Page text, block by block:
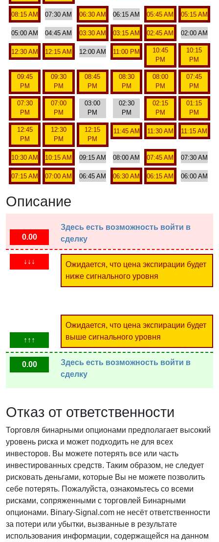
08:15 AM 07:30 AM 06:30 AM 06:15 AM 05:45 AM 05:15 AM
05:00 AM 04:45 AM 03:30 AM 03:15 AM 02:45 AM 02:00 AM
12:30 AM 12:15 AM 12:00 AM 11:00 PM
10:45
PM
10:15
PM
09:45
PM
09:30
PM
08:45
PM
08:30
PM
08:00
PM
07:45
PM
07:30
PM
07:00
PM
03:00
PM
02:30
PM
02:15
PM
01:15
PM
12:45
PM
12:30
PM
12:15
PM
11:45 AM 11:30 AM 11:15 AM
10:30 AM 10:15 AM 09:15 AM 08:00 AM 07:45 AM 07:30 AM
07:15 AM 07:00 AM 06:45 AM 06:30 AM 06:15 AM 06:00 AM
Описание
0.00
Здесь есть возможность войти в
сделку
↓↓↓
Ожидается, что цена экспирации будет
ниже сигнального уровня
↑↑↑
Ожидается, что цена экспирации будет
выше сигнального уровня
0.00
Здесь есть возможность войти в
сделку
Отказ от ответственности
Торговля бинарными опционами предполагает высокий
уровень риска и может подходить не для всех
инвесторов. Вы можете потерять все или часть
инвестированных средств. Таким образом, не следует
рисковать деньгами, которые Вы не можете позволить
себе потерять. Пожалуйста, ознакомьтесь со всеми
рисками, сопряженными с торговлей Бинарными
опционами. Binary-Signal.com не несёт ответственности
за потери или убытки, вызванные в результате
использования информации, содержащейся на данном